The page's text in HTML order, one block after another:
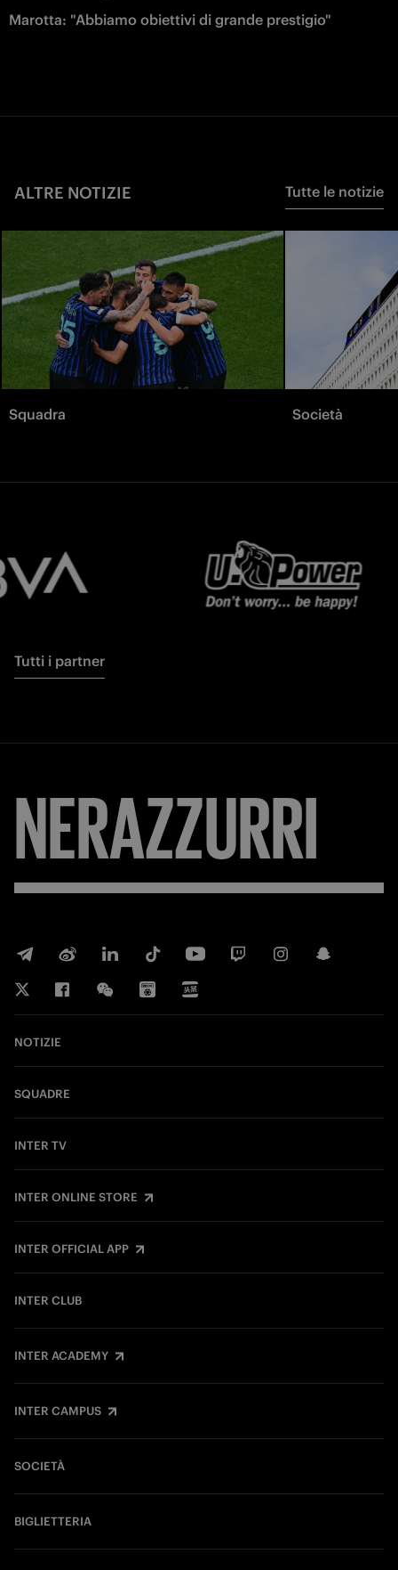
Marotta: "Abbiamo obiettivi di grande prestigio"
ALTRE NOTIZIE Tutte le notizie
Squadra Società
Tutti i partner
NERAZZURRI
NOTIZIE
SQUADRE
INTER TV
INTER ONLINE STORE
INTER OFFICIAL APP
INTER CLUB
INTER ACADEMY
INTER CAMPUS
SOCIETÀ
BIGLIETTERIA